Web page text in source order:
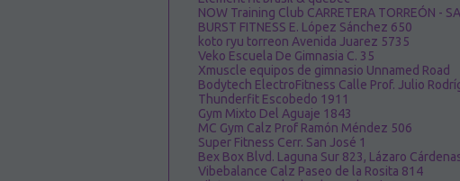
NOW Training Club CARRETERA TORREÓN -
BURST FITNESS E. López Sánchez 650
koto ryu torreon Avenida Juarez 5735
Veko Escuela De Gimnasia C. 35
Xmuscle equipos de gimnasio Unnamed Road
Bodytech ElectroFitness Calle Prof. Julio
Thunderfit Escobedo 1911
Gym Mixto Del Aguaje 1843
MC Gym Calz Prof Ramón Méndez 506
Super Fitness Cerr. San José 1
Bex Box Blvd. Laguna Sur 823, Lázaro
Vibebalance Calz Paseo de la Rosita 814